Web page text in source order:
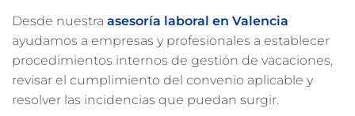
Desde nuestra asesoría laboral en Valencia
ayudamos a empresas y profesionales a establecer
procedimientos internos de gestión de vacaciones,
revisar el cumplimiento del convenio aplicable y
resolver las incidencias que puedan surgir.